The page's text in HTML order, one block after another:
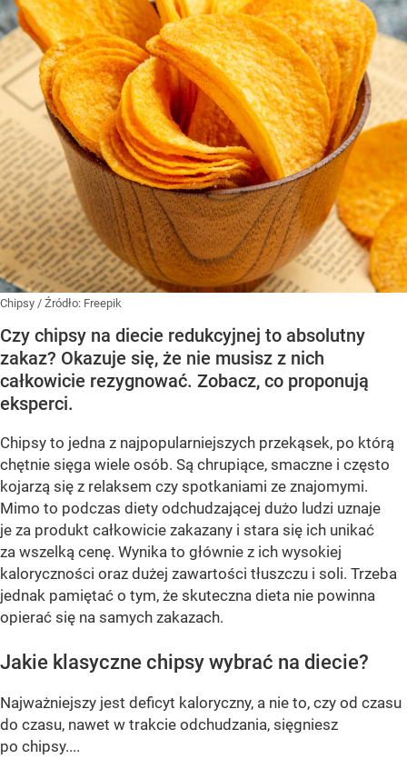
Chipsy / Źródło: Freepik
Czy chipsy na diecie redukcyjnej to absolutny
zakaz? Okazuje się, że nie musisz z nich
całkowicie rezygnować. Zobacz, co proponują
eksperci.
Chipsy to jedna z najpopularniejszych przekąsek, po którą
chętnie sięga wiele osób. Są chrupiące, smaczne i często
kojarzą się z relaksem czy spotkaniami ze znajomymi.
Mimo to podczas diety odchudzającej dużo ludzi uznaje
je za produkt całkowicie zakazany i stara się ich unikać
za wszelką cenę. Wynika to głównie z ich wysokiej
kaloryczności oraz dużej zawartości tłuszczu i soli. Trzeba
jednak pamiętać o tym, że skuteczna dieta nie powinna
opierać się na samych zakazach.
Jakie klasyczne chipsy wybrać na diecie?
Najważniejszy jest deficyt kaloryczny, a nie to, czy od czasu
do czasu, nawet w trakcie odchudzania, sięgniesz
po chipsy....